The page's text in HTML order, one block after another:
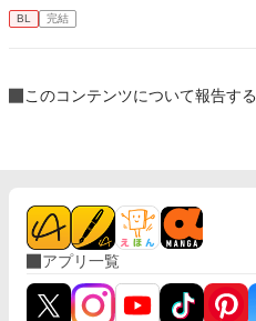
BL 完結
このコンテンツについて報告する
アプリ一覧